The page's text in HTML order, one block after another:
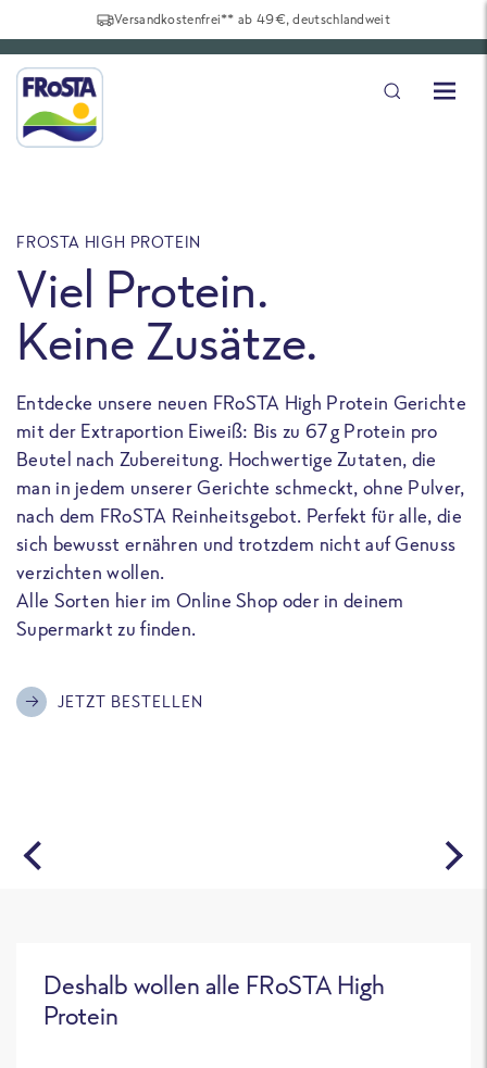
Versandkostenfrei** ab 49€, deutschlandweit
FROSTA HIGH PROTEIN
Viel Protein.
Keine Zusätze.
Entdecke unsere neuen FRoSTA High Protein Gerichte
mit der Extraportion Eiweiß: Bis zu 67 g Protein pro
Beutel nach Zubereitung. Hochwertige Zutaten, die
man in jedem unserer Gerichte schmeckt, ohne Pulver,
nach dem FRoSTA Reinheitsgebot. Perfekt für alle, die
sich bewusst ernähren und trotzdem nicht auf Genuss
verzichten wollen.
Alle Sorten hier im Online Shop oder in deinem
Supermarkt zu finden.
JETZT BESTELLEN
Deshalb wollen alle FRoSTA High
Protein